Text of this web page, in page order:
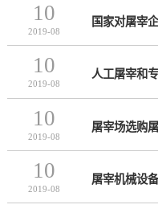
10
2019-08
国家对屠宰
10
2019-08
人工屠宰和
10
2019-08
屠宰场选购
10
2019-08
屠宰机械设